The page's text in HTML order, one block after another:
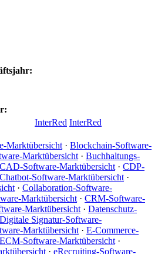
InterRed InterRed
Marktübersicht · Blockchain-Software-
Marktübersicht · Buchhaltungs-
CAD-Software-Marktübersicht · CDP-
Chatbot-Software-Marktübersicht ·
· Collaboration-Software-
Marktübersicht · CRM-Software-
Marktübersicht · Datenschutz-
Digitale Signatur-Software-
Marktübersicht · E-Commerce-
ECM-Software-Marktübersicht ·
· eRecruiting-Software-